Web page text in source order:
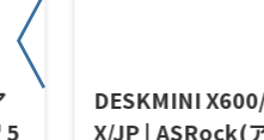
5
DESKMINI
X/JP | ASRock(